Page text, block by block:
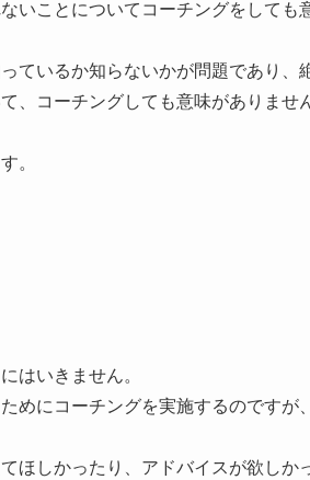
いことについてコーチングをしても
ているか知らないかが問題であり、
、コーチングしても意味がありませ
。
はいきません。
めにコーチングを実施するのですが
ほしかったり、アドバイスが欲しか